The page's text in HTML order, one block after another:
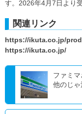
す。2026年4月7日より
関連リンク
https://ikuta.co.jp/
https://ikuta.co.jp/
ファミ
他のじゃ